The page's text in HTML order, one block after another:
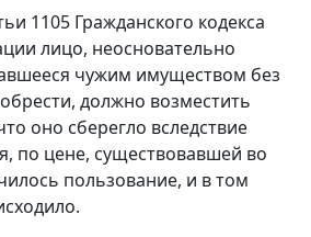
1105 Гражданского кодекса
лицо, неосновательно
чужим имуществом без
должно возместить
оно сберегло вследствие
по цене, существовавшей во
пользование, и в том